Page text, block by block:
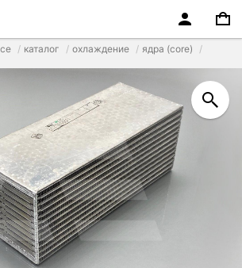
каталог охлаждение ядра (core)